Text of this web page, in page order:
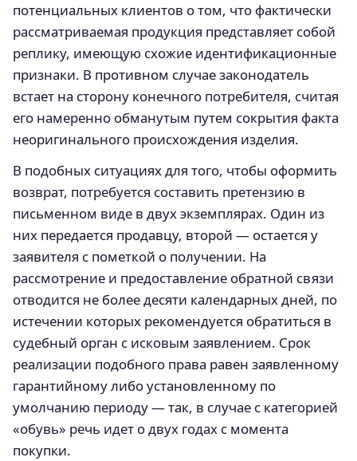
потенциальных клиентов о том, что фактически
рассматриваемая продукция представляет собой
реплику, имеющую схожие идентификационные
признаки. В противном случае законодатель
встает на сторону конечного потребителя, считая
его намеренно обманутым путем сокрытия факта
неоригинального происхождения изделия.
В подобных ситуациях для того, чтобы оформить
возврат, потребуется составить претензию в
письменном виде в двух экземплярах. Один из
них передается продавцу, второй — остается у
заявителя с пометкой о получении. На
рассмотрение и предоставление обратной связи
отводится не более десяти календарных дней, по
истечении которых рекомендуется обратиться в
судебный орган с исковым заявлением. Срок
реализации подобного права равен заявленному
гарантийному либо установленному по
умолчанию периоду — так, в случае с категорией
«обувь» речь идет о двух годах с момента
покупки.